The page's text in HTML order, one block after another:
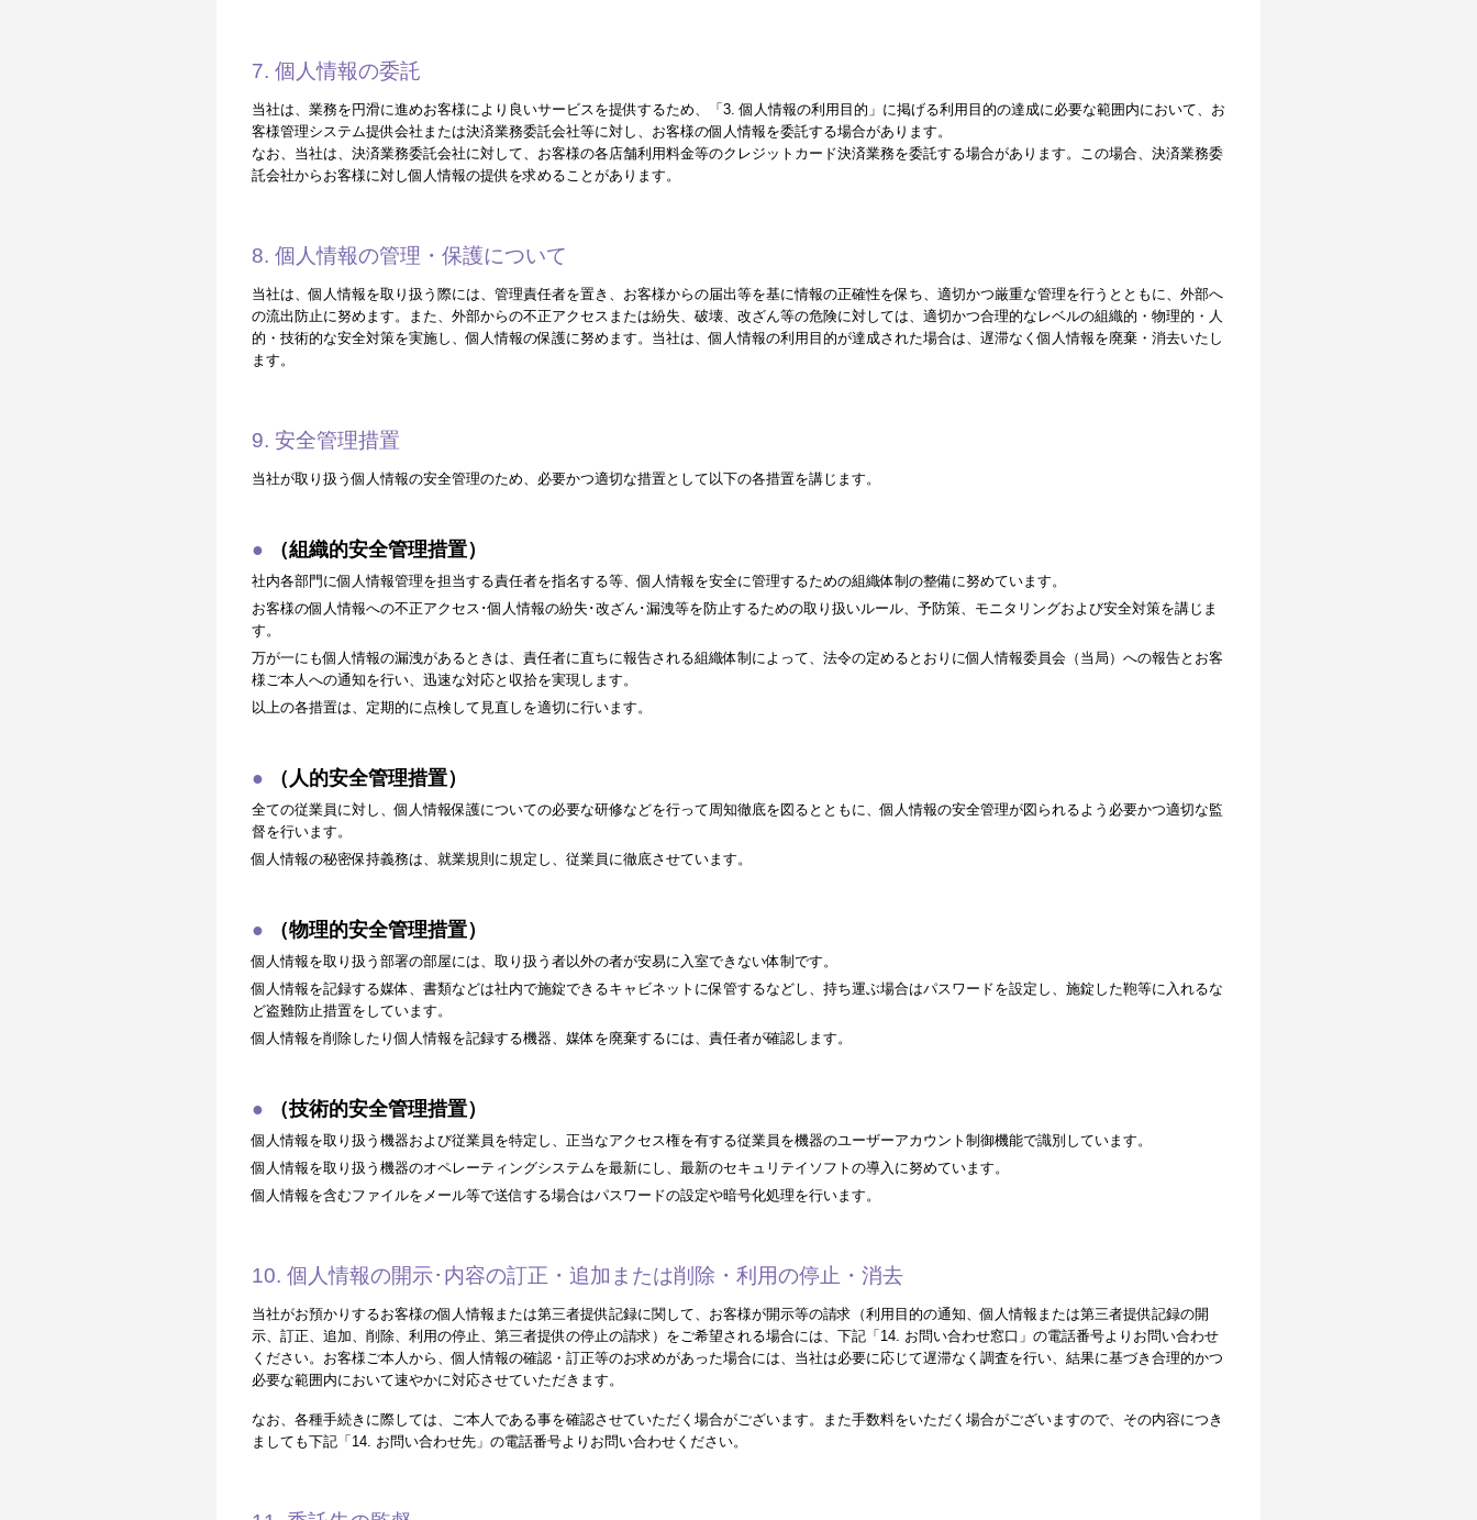
7. 個人情報の委託
当社は、業務を円滑に進めお客様により良いサービスを提供するため、「3. 個人情報の利用目的」に掲げる利用目的の達成に必要な範囲内において、お
客様管理システム提供会社または決済業務委託会社等に対し、お客様の個人情報を委託する場合があります。
なお、当社は、決済業務委託会社に対して、お客様の各店舗利用料金等のクレジットカード決済業務を委託する場合があります。この場合、決済業務委
託会社からお客様に対し個人情報の提供を求めることがあります。
8. 個人情報の管理・保護について
当社は、個人情報を取り扱う際には、管理責任者を置き、お客様からの届出等を基に情報の正確性を保ち、適切かつ厳重な管理を行うとともに、外部へ
の流出防止に努めます。また、外部からの不正アクセスまたは紛失、破壊、改ざん等の危険に対しては、適切かつ合理的なレベルの組織的・物理的・人
的・技術的な安全対策を実施し、個人情報の保護に努めます。当社は、個人情報の利用目的が達成された場合は、遅滞なく個人情報を廃棄・消去いたし
ます。
9. 安全管理措置
当社が取り扱う個人情報の安全管理のため、必要かつ適切な措置として以下の各措置を講じます。
（組織的安全管理措置）
社内各部門に個人情報管理を担当する責任者を指名する等、個人情報を安全に管理するための組織体制の整備に努めています。
お客様の個人情報への不正アクセス･個人情報の紛失･改ざん･漏洩等を防止するための取り扱いルール、予防策、モニタリングおよび安全対策を講じま
す。
万が一にも個人情報の漏洩があるときは、責任者に直ちに報告される組織体制によって、法令の定めるとおりに個人情報委員会（当局）への報告とお客
様ご本人への通知を行い、迅速な対応と収拾を実現します。
以上の各措置は、定期的に点検して見直しを適切に行います。
（人的安全管理措置）
全ての従業員に対し、個人情報保護についての必要な研修などを行って周知徹底を図るとともに、個人情報の安全管理が図られるよう必要かつ適切な監
督を行います。
個人情報の秘密保持義務は、就業規則に規定し、従業員に徹底させています。
（物理的安全管理措置）
個人情報を取り扱う部署の部屋には、取り扱う者以外の者が安易に入室できない体制です。
個人情報を記録する媒体、書類などは社内で施錠できるキャビネットに保管するなどし、持ち運ぶ場合はパスワードを設定し、施錠した鞄等に入れるな
ど盗難防止措置をしています。
個人情報を削除したり個人情報を記録する機器、媒体を廃棄するには、責任者が確認します。
（技術的安全管理措置）
個人情報を取り扱う機器および従業員を特定し、正当なアクセス権を有する従業員を機器のユーザーアカウント制御機能で識別しています。
個人情報を取り扱う機器のオペレーティングシステムを最新にし、最新のセキュリテイソフトの導入に努めています。
個人情報を含むファイルをメール等で送信する場合はパスワードの設定や暗号化処理を行います。
10. 個人情報の開示･内容の訂正・追加または削除・利用の停止・消去
当社がお預かりするお客様の個人情報または第三者提供記録に関して、お客様が開示等の請求（利用目的の通知、個人情報または第三者提供記録の開
示、訂正、追加、削除、利用の停止、第三者提供の停止の請求）をご希望される場合には、下記「14. お問い合わせ窓口」の電話番号よりお問い合わせ
ください。お客様ご本人から、個人情報の確認・訂正等のお求めがあった場合には、当社は必要に応じて遅滞なく調査を行い、結果に基づき合理的かつ
必要な範囲内において速やかに対応させていただきます。
なお、各種手続きに際しては、ご本人である事を確認させていただく場合がございます。また手数料をいただく場合がございますので、その内容につき
ましても下記「14. お問い合わせ先」の電話番号よりお問い合わせください。